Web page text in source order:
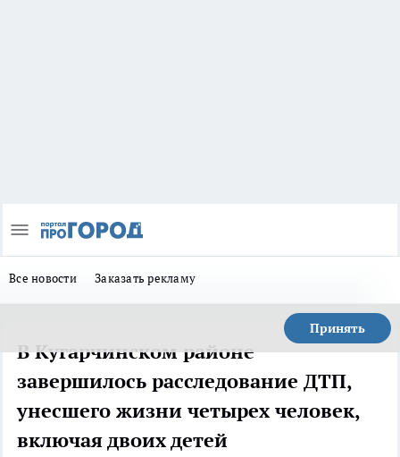
Все новости Заказать рекламу
Принять
В Кугарчинском районе
завершилось расследование ДТП,
унесшего жизни четырех человек,
включая двоих детей